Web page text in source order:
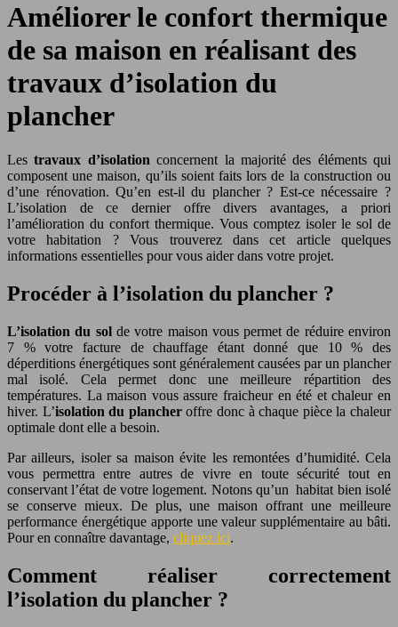
Améliorer le confort thermique
de sa maison en réalisant des
travaux d’isolation du
plancher
Lestravaux d’isolation concernent la majorité des éléments qui
composent une maison, qu’ils soient faits lors de la construction ou
d’une rénovation. Qu’en est-il du plancher ? Est-ce nécessaire ?
L’isolation de ce dernier offre divers avantages, a priori
l’amélioration du confort thermique. Vous comptez isoler le sol de
votre habitation ? Vous trouverez dans cet article quelques
informations essentielles pour vous aider dans votre projet.
Procéder à l’isolation du plancher ?
L’isolation du sol de votre maison vous permet de réduire environ
7 % votre facture de chauffage étant donné que 10 % des
déperditions énergétiques sont généralement causées par un plancher
mal isolé. Cela permet donc une meilleure répartition des
températures. La maison vous assure fraicheur en été et chaleur en
hiver. L’isolation du plancheroffre donc à chaque pièce la chaleur
optimale dont elle a besoin.
Par ailleurs, isoler sa maison évite les remontées d’humidité. Cela
vous permettra entre autres de vivre en toute sécurité tout en
conservant l’état de votre logement. Notons qu’un habitat bien isolé
se conserve mieux. De plus, une maison offrant une meilleure
performance énergétique apporte une valeur supplémentaire au bâti.
Pour en connaître davantage, cliquez ici.
Comment réaliser correctement
l’isolation du plancher ?